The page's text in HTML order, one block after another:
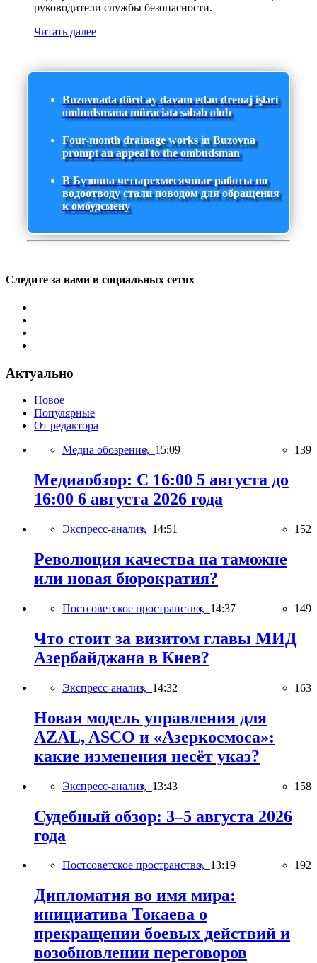
руководители службы безопасности.
Читать далее
Buzovnada dörd ay davam edən drenaj işləri
ombudsmana müraciətə səbəb olub
Four-month drainage works in Buzovna
prompt an appeal to the ombudsman
В Бузовна четырехмесячные работы по
водоотводу стали поводом для обращения
к омбудсмену
Следите за нами в социальных сетях
Актуально
Новое
Популярные
От редактора
Медиа обозрение, 15:09 139
Медиаобзор: С 16:00 5 августа до
16:00 6 августа 2026 года
Экспресс-анализ, 14:51 152
Революция качества на таможне
или новая бюрократия?
Постсоветское пространство, 14:37 149
Что стоит за визитом главы МИД
Азербайджана в Киев?
Экспресс-анализ, 14:32 163
Новая модель управления для
AZAL, ASCO и «Азеркосмоса»:
какие изменения несёт указ?
Экспресс-анализ, 13:43 158
Судебный обзор: 3–5 августа 2026
года
Постсоветское пространство, 13:19 192
Дипломатия во имя мира:
инициатива Токаева о
прекращении боевых действий и
возобновлении переговоров